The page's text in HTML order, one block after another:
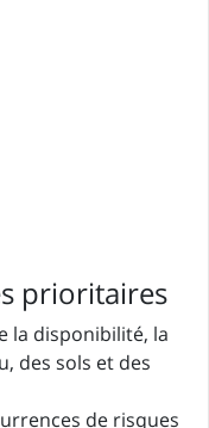
prioritaires
la disponibilité, la
des sols et des
de risques